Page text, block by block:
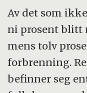
Av det som
ni prosent blitt
mens tolv
forbrenning.
befinner seg